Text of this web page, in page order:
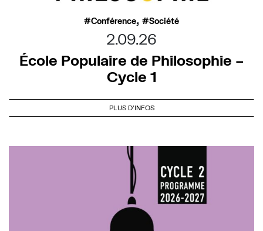
Conférence, Société
2.09.26
École Populaire de Philosophie –
Cycle 1
PLUS D'INFOS